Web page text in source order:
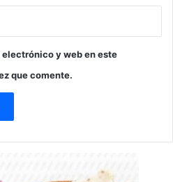
y web en este
que comente.